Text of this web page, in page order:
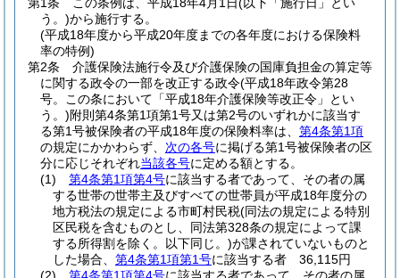
う。)から施行する。
(平成18年度から平成20年度までの各年度における保険料
率の特例)
第2条
介護保険法施行令及び介護保険の国庫負担金の算定等
に関する政令の一部を改正する政令(平成18年政令第28
号。この条において「平成18年介護保険等改正令」とい
う。)附則第4条第1項第1号又は第2号のいずれかに該当す
る第1号被保険者の平成18年度の保険料率は、 第4条第1項
の規定にかかわらず、 次の各号に掲げる第1号被保険者の区
分に応じそれぞれ当該各号に定める額とする。
(1)
第4条第1項第4号に該当する者であって、その者の属
する世帯の世帯主及びすべての世帯員が平成18年度分の
地方税法の規定による市町村民税(同法の規定による特別
区民税を含むものとし、同法第328条の規定によって課
する所得割を除く。以下同じ。)が課されていないものと
した場合、 第4条第1項第1号に該当する者 36,115円